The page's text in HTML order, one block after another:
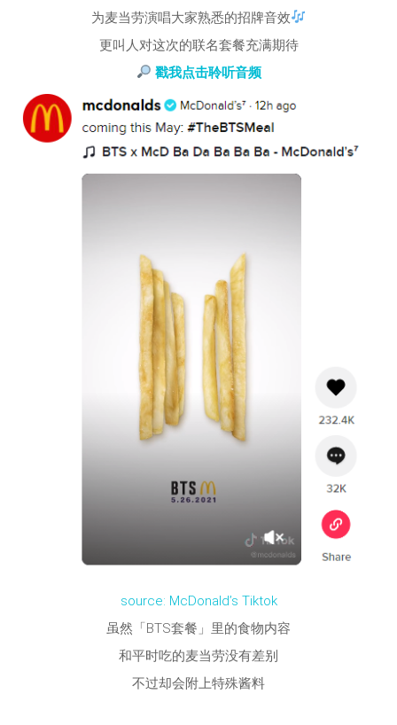
为麦当劳演唱大家熟悉的招牌音效
更叫人对这次的联名套餐充满期待
戳我点击聆听音频
source: McDonald’s Tiktok
虽然「BTS套餐」里的食物内容
和平时吃的麦当劳没有差别
不过却会附上特殊酱料